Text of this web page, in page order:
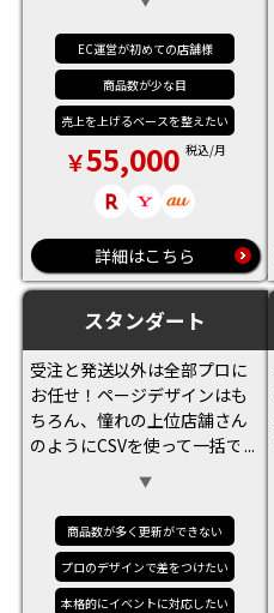
プロのデザインを使用した
い。売上アップやページの作
成以外のちょっと手が足りな
い！やECサイト初心者さんに
おすすめ。
EC運営が初めての店舗様
商品数が少な目
売上を上げるベースを整えたい
55,000 税込/月
詳細はこちら
スタンダート
受注と発送以外は全部プロに
お任せ！ページデザインはも
ちろん、憧れの上位店舗さん
のようにCSVを使って一括でデ
ータの処理など！集客の為の
広告入稿やリピーター対策の
メールマガジンの作成、モー
ルのセールや自社企画のイベ
ント対策も対応させていただ
きます。
商品数が多く更新ができない
プロのデザインで差をつけたい
本格的にイベントに対応したい